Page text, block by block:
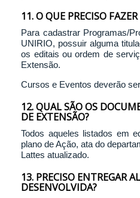
11. O QUE PRECISO
Para cadastrar Programas/
UNIRIO, possuir alguma
os editais ou ordem de
Extensão.
Cursos e Eventos deverão
12. QUAL SÃO OS
DE EXTENSÃO?
Todos aqueles listados em
plano de Ação, ata do
Lattes atualizado.
13. PRECISO ENTREGAR
DESENVOLVIDA?